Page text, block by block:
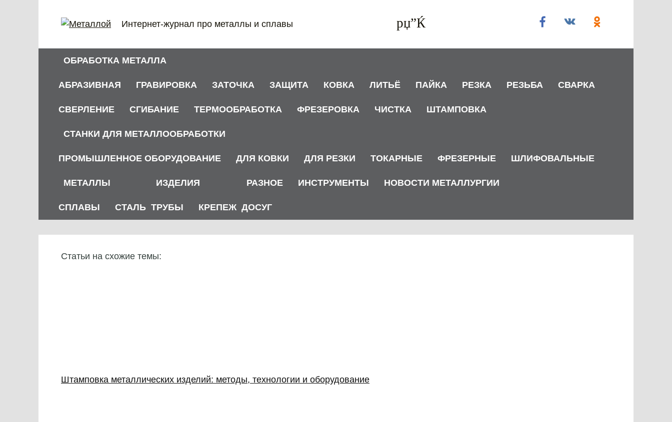
Интернет-журнал про металлы и сплавы
ОБРАБОТКА МЕТАЛЛА
АБРАЗИВНАЯ ГРАВИРОВКА ЗАТОЧКА ЗАЩИТА КОВКА ЛИТЬЁ ПАЙКА РЕЗКА РЕЗЬБА СВАРКА
СВЕРЛЕНИЕ СГИБАНИЕ ТЕРМООБРАБОТКА ФРЕЗЕРОВКА ЧИСТКА ШТАМПОВКА
СТАНКИ ДЛЯ МЕТАЛЛООБРАБОТКИ
ПРОМЫШЛЕННОЕ ОБОРУДОВАНИЕ ДЛЯ КОВКИ ДЛЯ РЕЗКИ ТОКАРНЫЕ ФРЕЗЕРНЫЕ ШЛИФОВАЛЬНЫЕ
МЕТАЛЛЫ
СПЛАВЫ СТАЛЬ
ИЗДЕЛИЯ
ТРУБЫ КРЕПЕЖ
РАЗНОЕ
ДОСУГ
ИНСТРУМЕНТЫ НОВОСТИ МЕТАЛЛУРГИИ
Статьи на схожие темы:
Штамповка металлических изделий: методы, технологии и оборудование